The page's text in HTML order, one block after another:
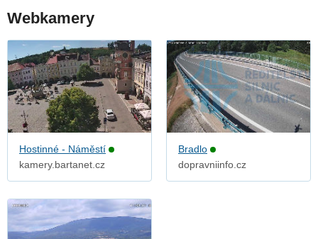
Webkamery
Hostinné - Náměstí
kamery.bartanet.cz
Bradlo
dopravniinfo.cz